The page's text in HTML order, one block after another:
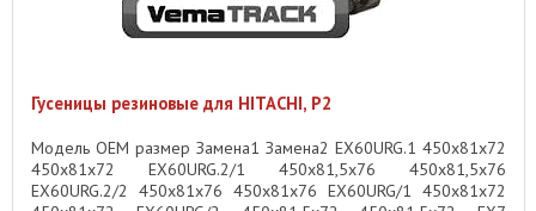
Гусеницы резиновые для HITACHI, P2
Модель OEM размер Замена1 Замена2 EX60URG.1 450x81x72
450x81x72 EX60URG.2/1 450x81,5x76 450x81,5x76
EX60URG.2/2 450x81x76 450x81x76 EX60URG/1 450x81x72